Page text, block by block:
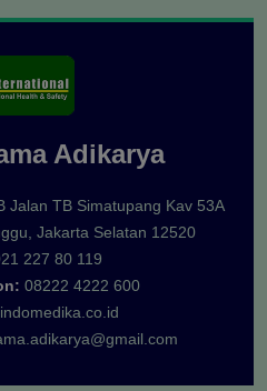
Adikarya
Jalan TB Simatupang Kav 53A
Jakarta Selatan 12520
227 80 119
08222 4222 600